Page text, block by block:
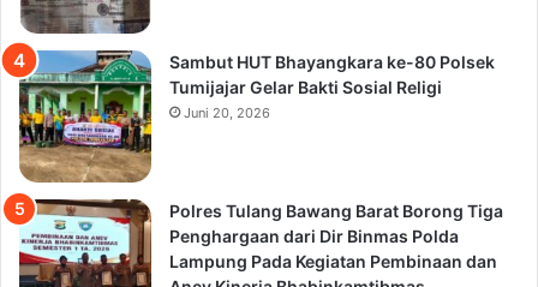
Sambut HUT Bhayangkara ke-80 Polsek
Tumijajar Gelar Bakti Sosial Religi
Juni 20, 2026
Polres Tulang Bawang Barat Borong Tiga
Penghargaan dari Dir Binmas Polda
Lampung Pada Kegiatan Pembinaan dan